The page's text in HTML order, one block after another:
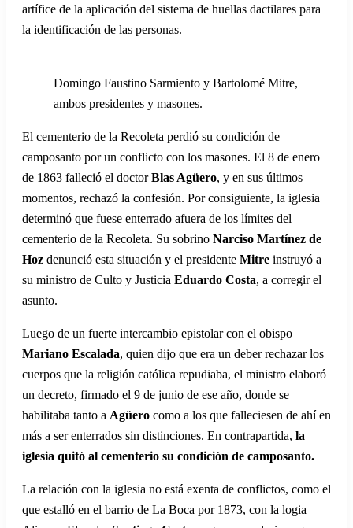
artífice de la aplicación del sistema de huellas dactilares para
la identificación de las personas.
Domingo Faustino Sarmiento y Bartolomé Mitre,
ambos presidentes y masones.
El cementerio de la Recoleta perdió su condición de
camposanto por un conflicto con los masones. El 8 de enero
de 1863 falleció el doctorBlas Agüero, y en sus últimos
momentos, rechazó la confesión. Por consiguiente, la iglesia
determinó que fuese enterrado afuera de los límites del
cementerio de la Recoleta. Su sobrino Narciso Martínez de
Hoz denunció esta situación y el presidente Mitre instruyó a
su ministro de Culto y Justicia Eduardo Costa, a corregir el
asunto.
Luego de un fuerte intercambio epistolar con el obispo
Mariano Escalada, quien dijo que era un deber rechazar los
cuerpos que la religión católica repudiaba, el ministro elaboró
un decreto, firmado el 9 de junio de ese año, donde se
habilitaba tanto a Agüero como a los que falleciesen de ahí en
más a ser enterrados sin distinciones. En contrapartida, la
iglesia quitó al cementerio su condición de camposanto.
La relación con la iglesia no está exenta de conflictos, como el
que estalló en el barrio de La Boca por 1873, con la logia